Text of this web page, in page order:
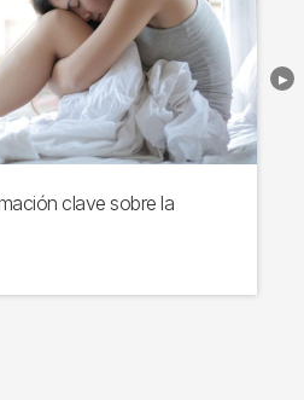
clave sobre la